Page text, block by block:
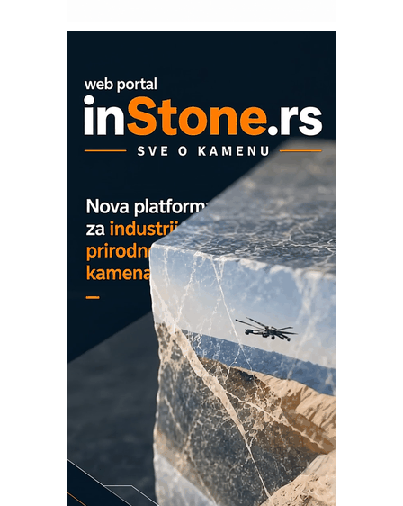
OBO sistemi mrežastih nosača kablova
mrežnog pretvarača sa tečnim
hlađenjem
COMBYPACK
EVOKS Maintenance Management